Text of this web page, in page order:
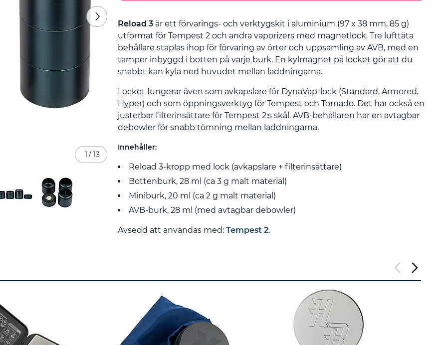
Reload 3 är ett förvarings- och verktygskit i aluminium (97 x 38 mm, 85 g)
utformat för Tempest 2 och andra vaporizers med magnetlock. Tre lufttäta
behållare staplas ihop för förvaring av örter och uppsamling av AVB, med en
tamper inbyggd i botten på varje burk. En kylmagnet på locket gör att du
snabbt kan kyla ned huvudet mellan laddningarna.
Locket fungerar även som avkapslare för DynaVap-lock (Standard, Armored,
Hyper) och som öppningsverktyg för Tempest och Tornado. Det har också en
justerbar filterinsättare för Tempest 2:s skål. AVB-behållaren har en avtagbar
debowler för snabb tömning mellan laddningarna.
Innehåller:
Reload 3-kropp med lock (avkapslare + filterinsättare)
Bottenburk, 28 ml (ca 3 g malt material)
Miniburk, 20 ml (ca 2 g malt material)
AVB-burk, 28 ml (med avtagbar debowler)
Avsedd att användas med: Tempest 2.
1 / 13